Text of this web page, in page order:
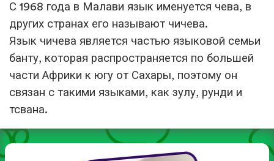
С 1968 года в Малави язык именуется чева, в
других странах его называют чичева.
Язык чичева является частью языковой семьи
банту, которая распространяется по большей
части Африки к югу от Сахары, поэтому он
связан с такими языками, как зулу, рунди и
тсвана.